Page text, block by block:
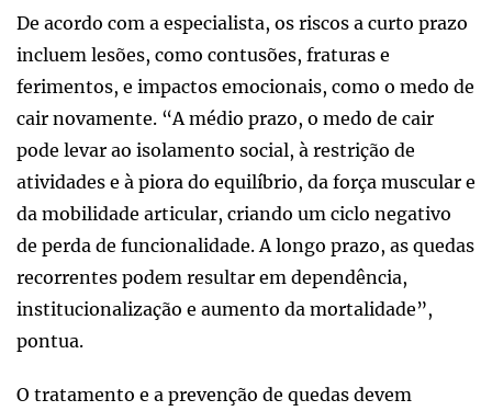
De acordo com a especialista, os riscos a curto prazo
incluem lesões, como contusões, fraturas e
ferimentos, e impactos emocionais, como o medo de
cair novamente. “A médio prazo, o medo de cair
pode levar ao isolamento social, à restrição de
atividades e à piora do equilíbrio, da força muscular e
da mobilidade articular, criando um ciclo negativo
de perda de funcionalidade. A longo prazo, as quedas
recorrentes podem resultar em dependência,
institucionalização e aumento da mortalidade”,
pontua.
O tratamento e a prevenção de quedas devem